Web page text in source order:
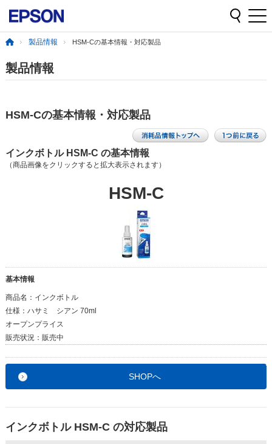
製品情報 HSM-Cの基本情報・対応製品
製品情報
HSM-Cの基本情報・対応製品
インクボトル HSM-C の基本情報
（商品画像をクリックすると拡大表示されます）
HSM-C
基本情報
商品名： インクボトル
仕様： ハサミ シアン 70ml
オープンプライス
販売状況： 販売中
SHOPへ
インクボトル HSM-C の対応製品